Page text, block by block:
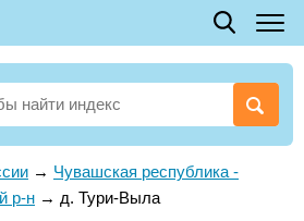
→ Чувашская республика -
р-н → д. Тури-Выла